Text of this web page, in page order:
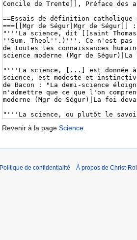
Revenir à la page Science.
Politique de confidentialité À propos de Christ-Roi